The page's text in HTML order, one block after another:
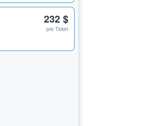
232 $
pro Ticket